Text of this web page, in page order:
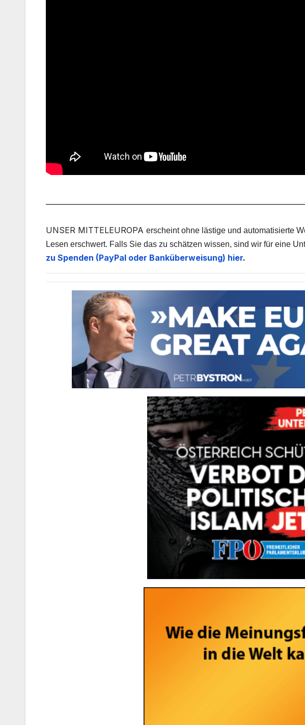
UNSER MITTELEUROPA erscheint ohne lästige und automatisierte
Lesen erschwert. Falls Sie das zu schätzen wissen, sind wir für eine
zu Spenden (PayPal oder Banküberweisung) hier.